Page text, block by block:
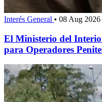
Interés General • 08 Aug 2026
El Ministerio del
para Operadores